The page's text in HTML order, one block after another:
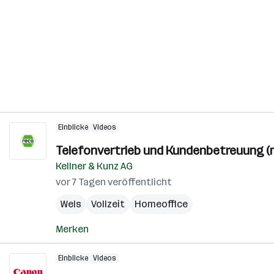
Einblicke Videos
Telefonvertrieb und Kundenbetreuung
Kellner & Kunz AG
vor 7 Tagen veröffentlicht
Wels
Vollzeit Homeoffice
Merken
Einblicke Videos